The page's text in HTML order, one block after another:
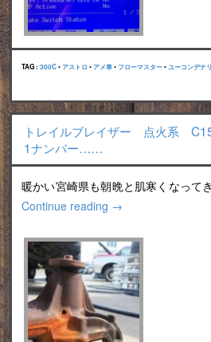
TAG : 300C•アストロ •アメ車• フローマスター•ユーコンデナリ
トレイルブレイザー 点火系
1ナンバー……
暖かい宮崎県も朝晩と肌寒くなっ
Continue reading →